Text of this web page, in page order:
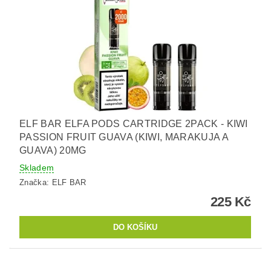
ELF BAR ELFA PODS CARTRIDGE 2PACK - KIWI
PASSION FRUIT GUAVA (KIWI, MARAKUJA A
GUAVA) 20MG
Skladem
Značka: ELF BAR
225 Kč